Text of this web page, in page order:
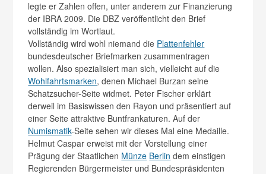
legte er Zahlen offen, unter anderem zur Finanzierung
der IBRA 2009. Die DBZ veröffentlicht den Brief
vollständig im Wortlaut.
Vollständig wird wohl niemand die Plattenfehler
bundesdeutscher Briefmarken zusammentragen
wollen. Also spezialisiert man sich, vielleicht auf die
Wohlfahrtsmarken, denen Michael Burzan seine
Schatzsucher-Seite widmet. Peter Fischer erklärt
derweil im Basiswissen den Rayon und präsentiert auf
einer Seite attraktive Buntfrankaturen. Auf der
Numismatik-Seite sehen wir dieses Mal eine Medaille.
Helmut Caspar erweist mit der Vorstellung einer
Prägung der Staatlichen Münze Berlin dem einstigen
Regierenden Bürgermeister und Bundespräsidenten